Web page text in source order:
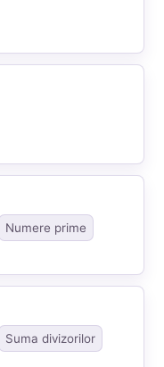
Numere prime
Suma divizorilor